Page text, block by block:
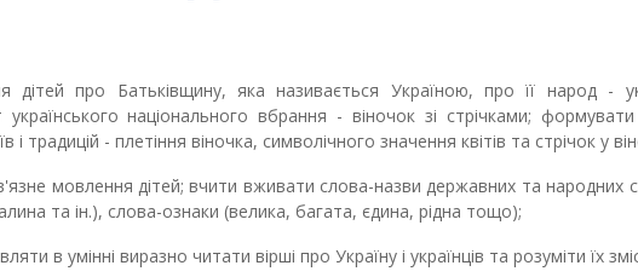
дітей про Батьківщину, яка називається Україною, про її народ -
національного вбрання - віночок зі стрічками; формувати
і традицій - плетіння віночка, символічного значення квітів та стрічок у
мовлення дітей; вчити вживати слова-назви державних та народних
та ін.), слова-ознаки (велика, багата, єдина, рідна тощо);
в умінні виразно читати вірші про Україну і українців та розуміти їх